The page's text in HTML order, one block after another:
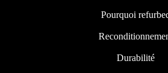
Pourquoi
Durabilité